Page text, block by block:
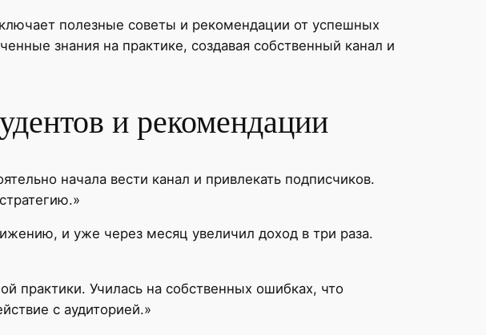
полезные советы и рекомендации от успешных
знания на практике, создавая собственный канал и
и рекомендации
начала вести канал и привлекать подписчиков.
и уже через месяц увеличил доход в три раза.
практики. Училась на собственных ошибках, что
с аудиторией.»